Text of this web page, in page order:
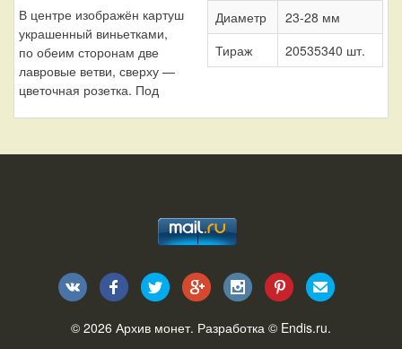
В центре изображён картуш
украшенный виньетками,
по обеим сторонам две
лавровые ветви, сверху —
цветочная розетка. Под
Диаметр
23-28 мм
Тираж
20535340 шт.
© 2026 Архив монет. Разработка © Endis.ru.